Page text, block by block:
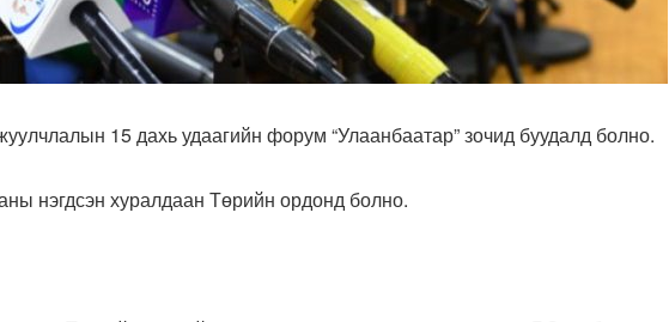
15 дахь удаагийн форум “Улаанбаатар” зочид буудалд болно.
нэгдсэн хуралдаан Төрийн ордонд болно.